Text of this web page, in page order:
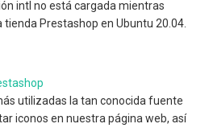
intl no está cargada mientras
Prestashop en Ubuntu 20.04.
utilizadas la tan conocida fuente
iconos en nuestra página web, así